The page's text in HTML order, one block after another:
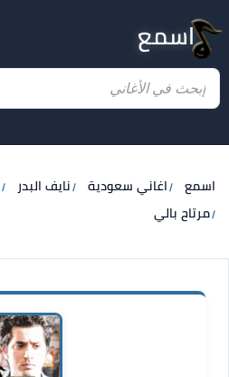
اسمع
اسمع اغاني سعودية نايف البدر
مرتاح بالي